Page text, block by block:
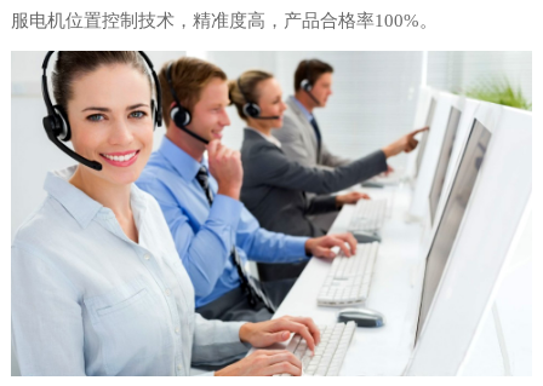
服电机位置控制技术，精准度高，产品合格率100%。